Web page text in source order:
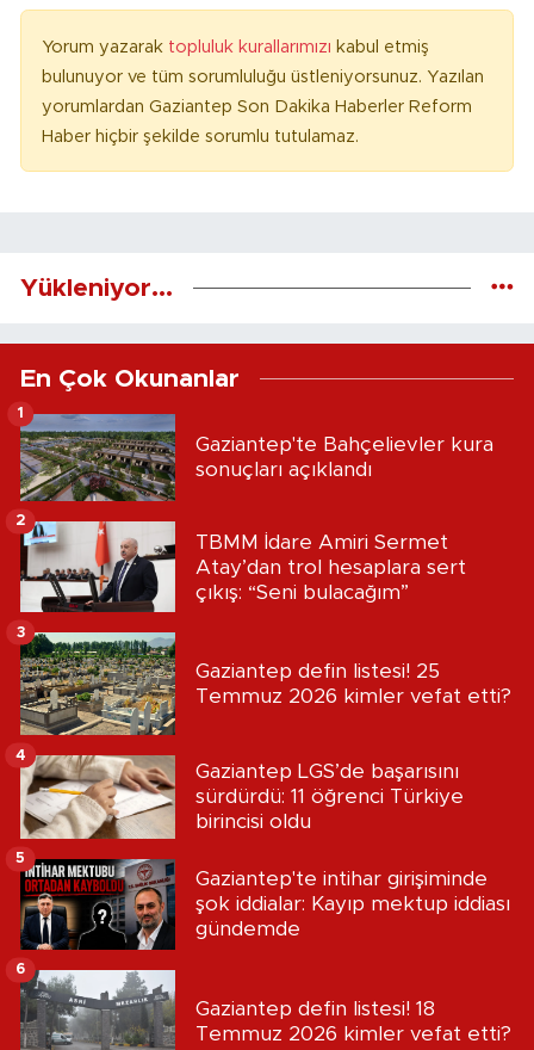
Yorum yazarak topluluk kurallarımızı kabul etmiş
bulunuyor ve tüm sorumluluğu üstleniyorsunuz. Yazılan
yorumlardan Gaziantep Son Dakika Haberler Reform
Haber hiçbir şekilde sorumlu tutulamaz.
Yükleniyor...
En Çok Okunanlar
Gaziantep'te Bahçelievler kura
sonuçları açıklandı
1
TBMM İdare Amiri Sermet
Atay’dan trol hesaplara sert
çıkış: “Seni bulacağım”
2
Gaziantep defin listesi! 25
Temmuz 2026 kimler vefat etti?
3
Gaziantep LGS’de başarısını
sürdürdü: 11 öğrenci Türkiye
birincisi oldu
4
Gaziantep'te intihar girişiminde
şok iddialar: Kayıp mektup iddiası
gündemde
5
Gaziantep defin listesi! 18
Temmuz 2026 kimler vefat etti?
6